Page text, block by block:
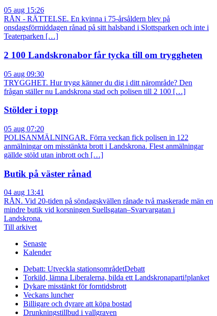
05 aug 15:26
RÅN - RÄTTELSE. En kvinna i 75-årsåldern blev på
onsdagsförmiddagen rånad på sitt halsband i Slottsparken och inte i
Teaterparken […]
2 100 Landskronabor får tycka till om tryggheten
05 aug 09:30
TRYGGHET. Hur trygg känner du dig i ditt närområde? Den
frågan ställer nu Landskrona stad och polisen till 2 100 […]
Stölder i topp
05 aug 07:20
POLISANMÄLNINGAR. Förra veckan fick polisen in 122
anmälningar om misstänkta brott i Landskrona. Flest anmälningar
gällde stöld utan inbrott och […]
Butik på väster rånad
04 aug 13:41
RÅN. Vid 20-tiden på söndagskvällen rånade två maskerade män en
mindre butik vid korsningen Suellsgatan–Svarvargatan i
Landskrona.
Till arkivet
Senaste
Kalender
Debatt: Utveckla stationsområdetDebatt
Torkild, lämna Liberalerna, bilda ett Landskronaparti!planket
Dykare misstänkt för forntidsbrott
Veckans luncher
Billigare och dyrare att köpa bostad
Drunkningstillbud i vallgraven